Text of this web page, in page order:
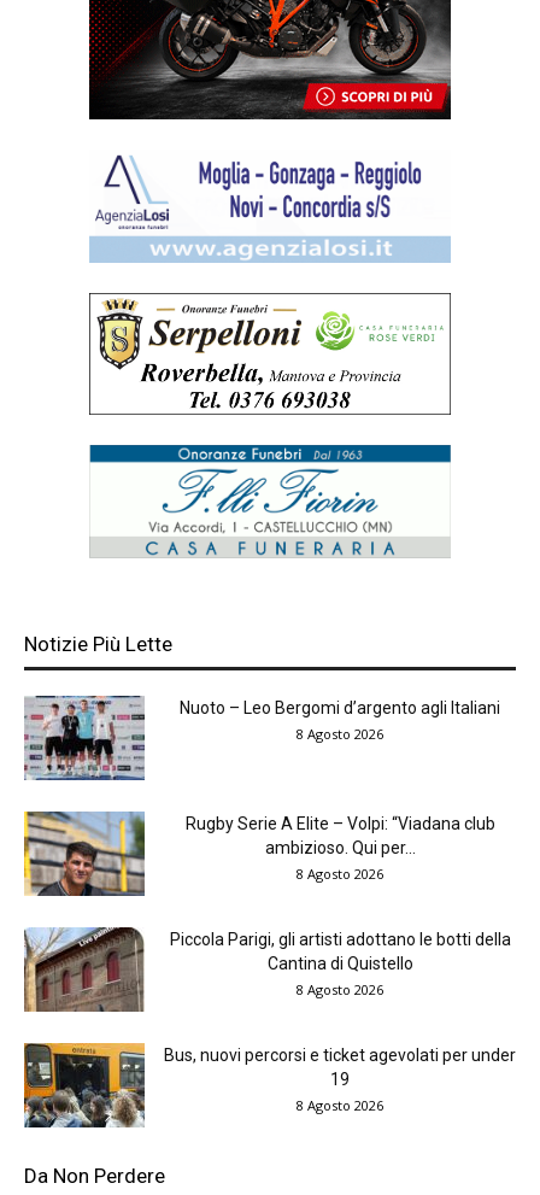
Notizie Più Lette
Nuoto – Leo Bergomi d’argento agli Italiani
8 Agosto 2026
Rugby Serie A Elite – Volpi: “Viadana club
ambizioso. Qui per...
8 Agosto 2026
Piccola Parigi, gli artisti adottano le botti della
Cantina di Quistello
8 Agosto 2026
Bus, nuovi percorsi e ticket agevolati per under
19
8 Agosto 2026
Da Non Perdere